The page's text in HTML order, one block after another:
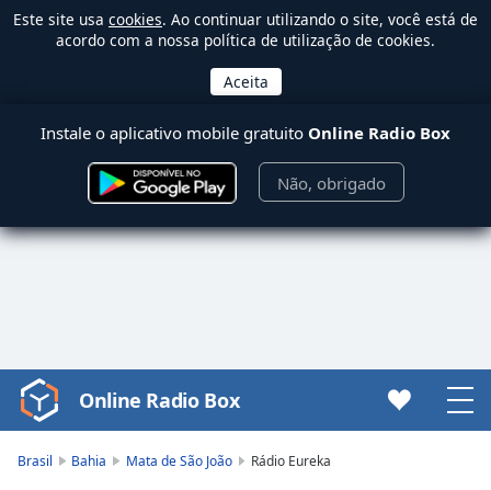
Este site usa cookies. Ao continuar utilizando o site, você está de
acordo com a nossa política de utilização de cookies.
Instale o aplicativo mobile gratuito Online Radio Box
Não, obrigado
Video
Player
Online Radio Box
Brasil Bahia Mata de São João Rádio Eureka